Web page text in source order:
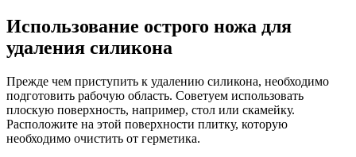
Использование острого ножа для
удаления силикона
Прежде чем приступить к удалению силикона, необходимо
подготовить рабочую область. Советуем использовать
плоскую поверхность, например, стол или скамейку.
Расположите на этой поверхности плитку, которую
необходимо очистить от герметика.